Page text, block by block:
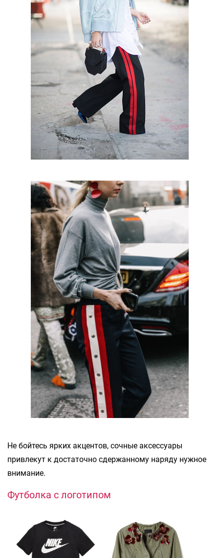
Не бойтесь ярких акцентов, сочные аксессуары
привлекут к достаточно сдержанному наряду нужное
внимание.
Футболка с логотипом